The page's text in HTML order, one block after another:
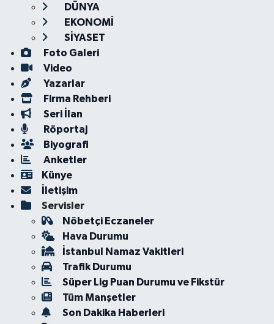
DÜNYA
EKONOMİ
SİYASET
Foto Galeri
Video
Yazarlar
Firma Rehberi
Seri İlan
Röportaj
Biyografi
Anketler
Künye
İletişim
Servisler
Nöbetçi Eczaneler
Hava Durumu
İstanbul Namaz Vakitleri
Trafik Durumu
Süper Lig Puan Durumu ve Fikstür
Tüm Manşetler
Son Dakika Haberleri